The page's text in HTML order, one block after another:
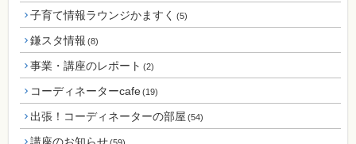
子育て情報ラウンジかますく (5)
鎌スタ情報 (8)
事業・講座のレポート (2)
コーディネーターcafe(19)
出張！コーディネーターの部屋 (54)